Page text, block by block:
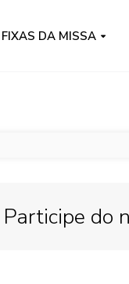
DA MISSA
Participe do